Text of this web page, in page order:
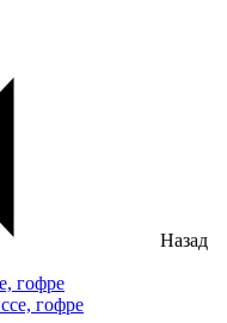
Назад
гофре
гофре